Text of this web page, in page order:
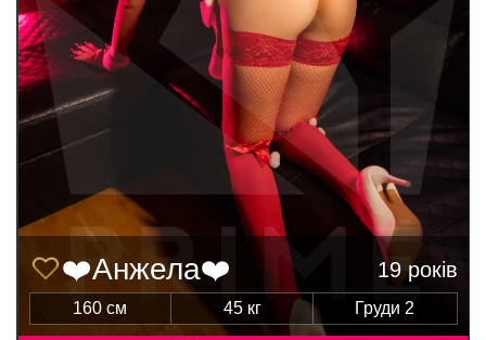
❤️Анжела❤️ 19 років
160 см 45 кг Груди 2